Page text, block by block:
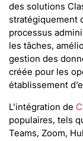
des solutions
stratégiquement
processus
les tâches,
gestion des
créée pour les
établissement
L’intégration de
populaires, tels
Teams, Zoom,